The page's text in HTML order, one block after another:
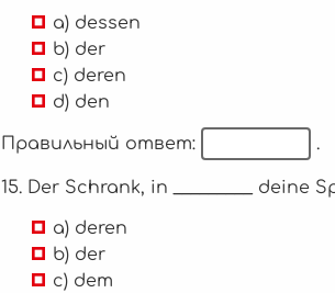
a) dessen
b) der
c) deren
d) den
Правильный ответ: .
15. Der Schrank, in _________
a) deren
b) der
c) dem